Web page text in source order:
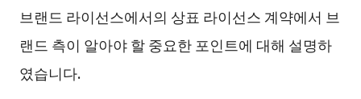
브랜드 라이선스에서의 상표 라이선스 계약에서 브
랜드 측이 알아야 할 중요한 포인트에 대해 설명하
였습니다.